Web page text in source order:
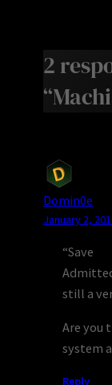
2
Domin0e
January 2,
“Save
still a
Are you
system
Reply